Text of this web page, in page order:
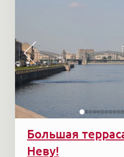
Большая
Неву!